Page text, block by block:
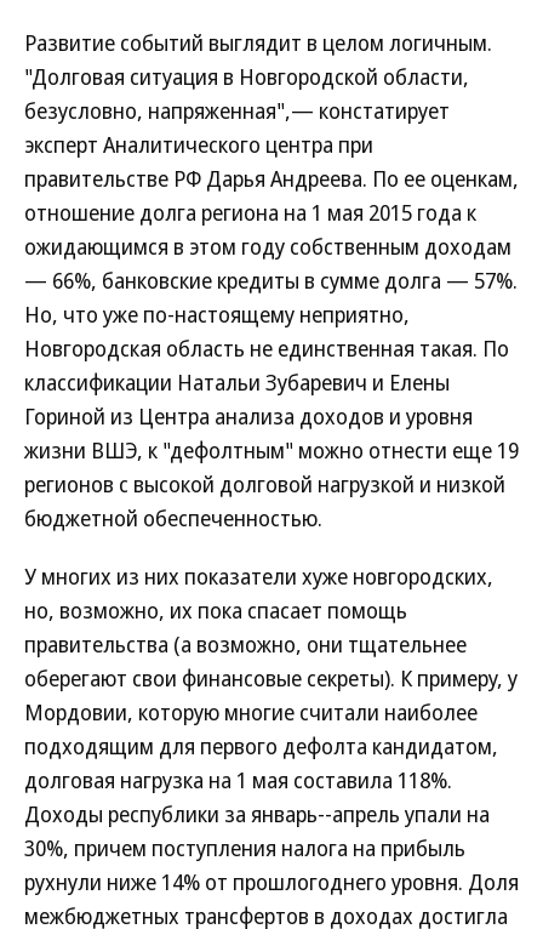
Развитие событий выглядит в целом логичным.
"Долговая ситуация в Новгородской области,
безусловно, напряженная",— констатирует
эксперт Аналитического центра при
правительстве РФ Дарья Андреева. По ее оценкам,
отношение долга региона на 1 мая 2015 года к
ожидающимся в этом году собственным доходам
— 66%, банковские кредиты в сумме долга — 57%.
Но, что уже по-настоящему неприятно,
Новгородская область не единственная такая. По
классификации Натальи Зубаревич и Елены
Гориной из Центра анализа доходов и уровня
жизни ВШЭ, к "дефолтным" можно отнести еще 19
регионов с высокой долговой нагрузкой и низкой
бюджетной обеспеченностью.
У многих из них показатели хуже новгородских,
но, возможно, их пока спасает помощь
правительства (а возможно, они тщательнее
оберегают свои финансовые секреты). К примеру, у
Мордовии, которую многие считали наиболее
подходящим для первого дефолта кандидатом,
долговая нагрузка на 1 мая составила 118%.
Доходы республики за январь--апрель упали на
30%, причем поступления налога на прибыль
рухнули ниже 14% от прошлогоднего уровня. Доля
межбюджетных трансфертов в доходах достигла